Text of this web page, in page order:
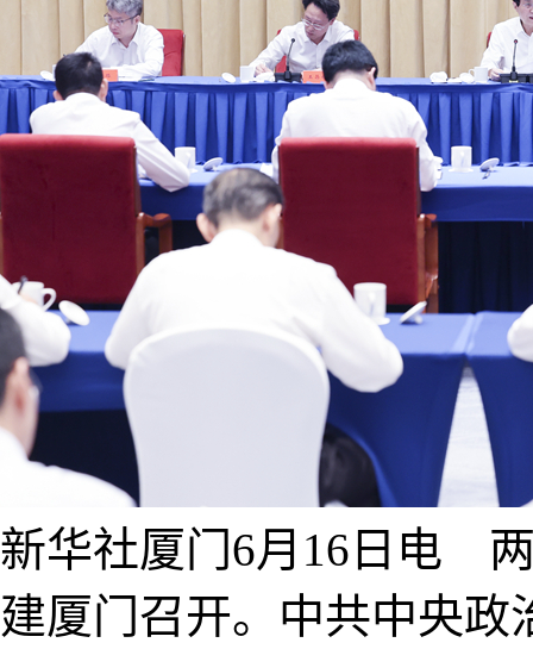
新华社厦门6月16日电
建厦门召开。中共中央